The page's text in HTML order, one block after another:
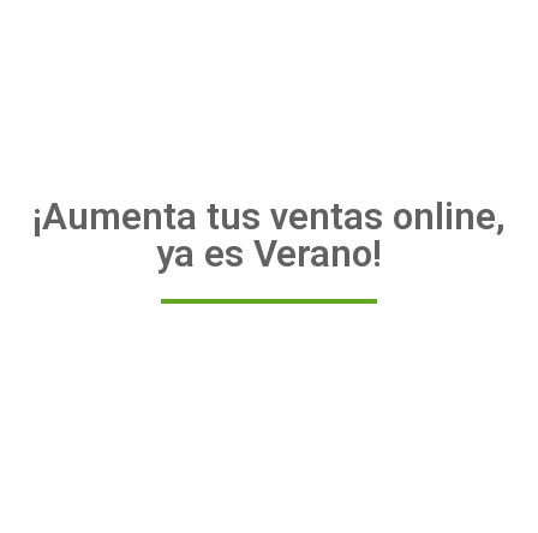
¡Aumenta tus ventas online,
ya es Verano!